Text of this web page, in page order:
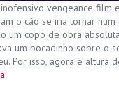
vengeance film
o cão se iria tornar
um copo de obra
um bocadinho sobre o
Por isso, agora é altura
.